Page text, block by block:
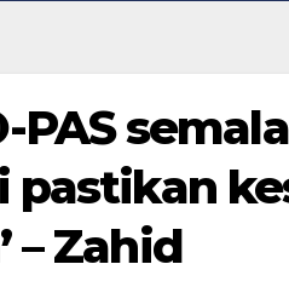
PAS
pastikan
– Zahid